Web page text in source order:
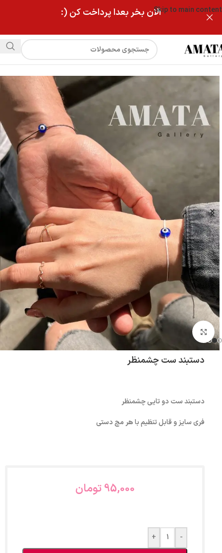
Skip to main contentالان بخر بعدا پرداخت کن (:
فروشگاه دستبند ست چشمنظر
بزرگنمایی تصویر
دستبند ست چشمنظر
دستبند ست دو تایی چشمنظر
فری سایز و قابل تنظیم با هر مچ دستی
95,000تومان
-
+